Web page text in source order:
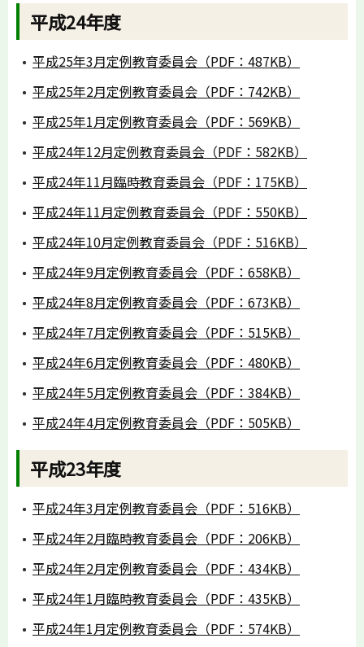
平成24年度
平成25年3月定例教育委員会（PDF：487KB）
平成25年2月定例教育委員会（PDF：742KB）
平成25年1月定例教育委員会（PDF：569KB）
平成24年12月定例教育委員会（PDF：582KB）
平成24年11月臨時教育委員会（PDF：175KB）
平成24年11月定例教育委員会（PDF：550KB）
平成24年10月定例教育委員会（PDF：516KB）
平成24年9月定例教育委員会（PDF：658KB）
平成24年8月定例教育委員会（PDF：673KB）
平成24年7月定例教育委員会（PDF：515KB）
平成24年6月定例教育委員会（PDF：480KB）
平成24年5月定例教育委員会（PDF：384KB）
平成24年4月定例教育委員会（PDF：505KB）
平成23年度
平成24年3月定例教育委員会（PDF：516KB）
平成24年2月臨時教育委員会（PDF：206KB）
平成24年2月定例教育委員会（PDF：434KB）
平成24年1月臨時教育委員会（PDF：435KB）
平成24年1月定例教育委員会（PDF：574KB）